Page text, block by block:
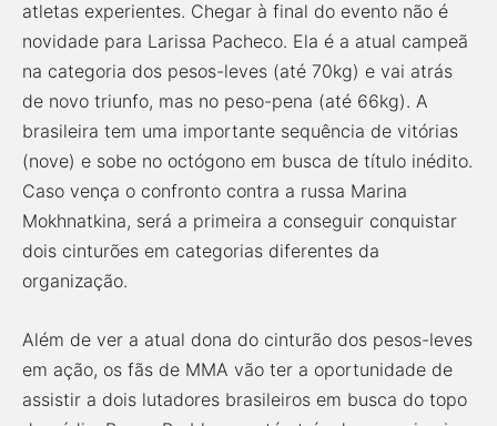
atletas experientes. Chegar à final do evento não é
novidade para Larissa Pacheco. Ela é a atual campeã
na categoria dos pesos-leves (até 70kg) e vai atrás
de novo triunfo, mas no peso-pena (até 66kg). A
brasileira tem uma importante sequência de vitórias
(nove) e sobe no octógono em busca de título inédito.
Caso vença o confronto contra a russa Marina
Mokhnatkina, será a primeira a conseguir conquistar
dois cinturões em categorias diferentes da
organização.
Além de ver a atual dona do cinturão dos pesos-leves
em ação, os fãs de MMA vão ter a oportunidade de
assistir a dois lutadores brasileiros em busca do topo